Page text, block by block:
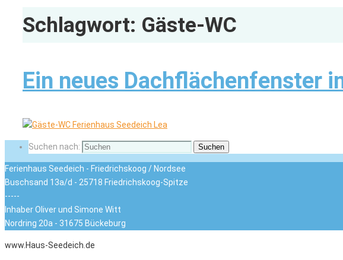
Schlagwort: Gäste-WC
Ein neues Dachflächenfenster
Suchen nach: Suchen
Ferienhaus Seedeich - Friedrichskoog / Nordsee
Buschsand 13a/d - 25718 Friedrichskoog-Spitze
-----
Inhaber Oliver und Simone Witt
Nordring 20a - 31675 Bückeburg
www.Haus-Seedeich.de